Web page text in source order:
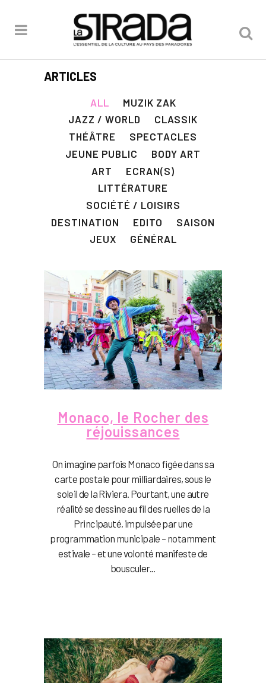
ARTICLES
ALL
MUZIK ZAK
JAZZ / WORLD
CLASSIK
THÉÂTRE
SPECTACLES
JEUNE PUBLIC
BODY ART
ART
ECRAN(S)
LITTÉRATURE
SOCIÉTÉ / LOISIRS
DESTINATION
EDITO
SAISON
JEUX
GÉNÉRAL
Monaco, le Rocher des
réjouissances
On imagine parfois Monaco figée dans sa
carte postale pour milliardaires, sous le
soleil de la Riviera. Pourtant, une autre
réalité se dessine au fil des ruelles de la
Principauté, impulsée par une
programmation municipale – notamment
estivale – et une volonté manifeste de
bousculer...